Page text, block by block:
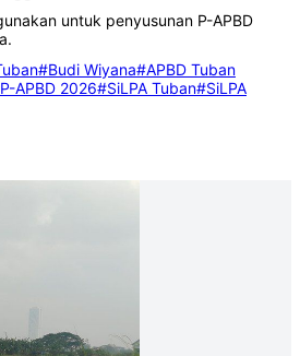
untuk penyusunan P-APBD
#Budi Wiyana#APBD Tuban
APBD 2026#SiLPA Tuban#SiLPA